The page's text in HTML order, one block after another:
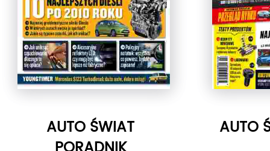
AUTO ŚWIAT
AUTO